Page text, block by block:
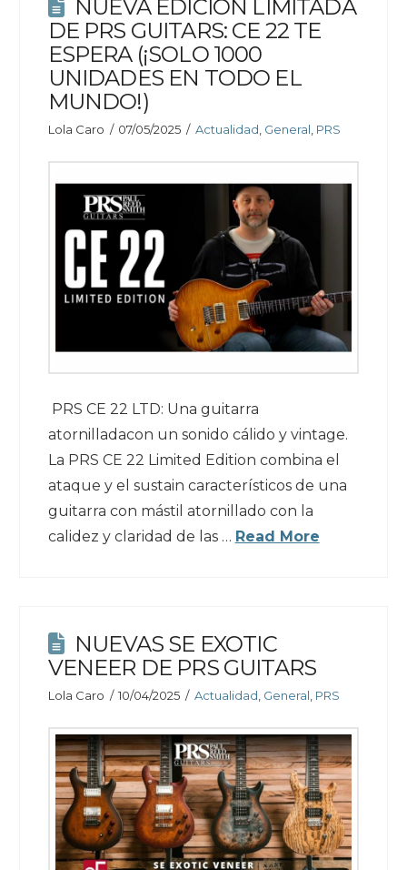
NUEVA EDICIÓN LIMITADA
DE PRS GUITARS: CE 22 TE
ESPERA (¡SOLO 1000
UNIDADES EN TODO EL
MUNDO!)
Lola Caro 07/05/2025 Actualidad General PRS
PRS CE 22 LTD: Una guitarra
atornilladacon un sonido cálido y vintage.
La PRS CE 22 Limited Edition combina el
ataque y el sustain característicos de una
guitarra con mástil atornillado con la
calidez y claridad de las … Read More
NUEVAS SE EXOTIC
VENEER DE PRS GUITARS
Lola Caro 10/04/2025 Actualidad General PRS